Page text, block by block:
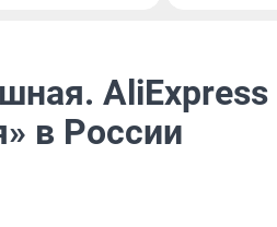
AliExpress
в России